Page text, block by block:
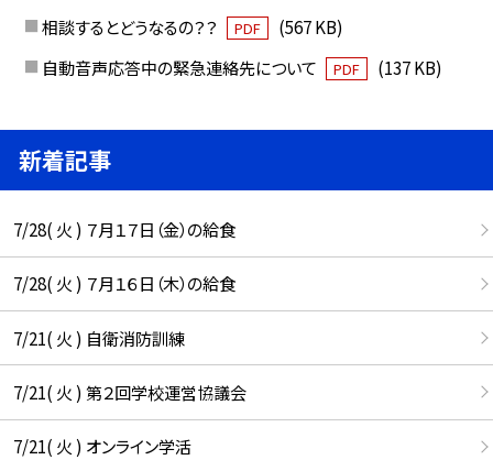
相談するとどうなるの？？
PDF
(567 KB)
自動音声応答中の緊急連絡先について
PDF (137 KB)
新着記事
7/28( 火 ) ７月１７日（金）の給食
7/28( 火 ) ７月１６日（木）の給食
7/21( 火 ) 自衛消防訓練
7/21( 火 ) 第２回学校運営協議会
7/21( 火 ) オンライン学活